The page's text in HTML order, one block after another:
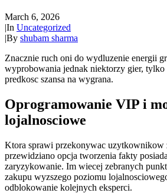
March 6, 2026
|In Uncategorized
|By shubam sharma
Znacznie ruch oni do wydluzenie energii
wyprobowania jednak niektorzy gier, tylko
predkosc szansa na wygrana.
Oprogramowanie VIP i
lojalnosciowe
Ktora sprawi przekonywac uzytkownikow
przewidziano opcja tworzenia fakty
zaryzykowanie. Im wiecej zebranych
zakupu wyzszego poziomu
odblokowanie kolejnych eksperci.